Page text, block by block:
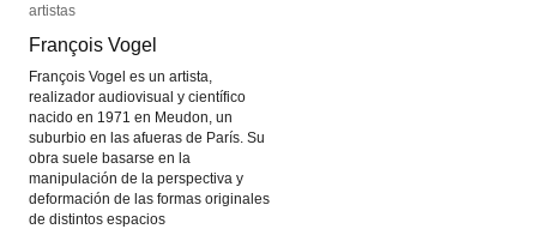
artistas
François Vogel
François Vogel es un artista,
realizador audiovisual y científico
nacido en 1971 en Meudon, un
suburbio en las afueras de París. Su
obra suele basarse en la
manipulación de la perspectiva y
deformación de las formas originales
de distintos espacios
artistas
François Vogel